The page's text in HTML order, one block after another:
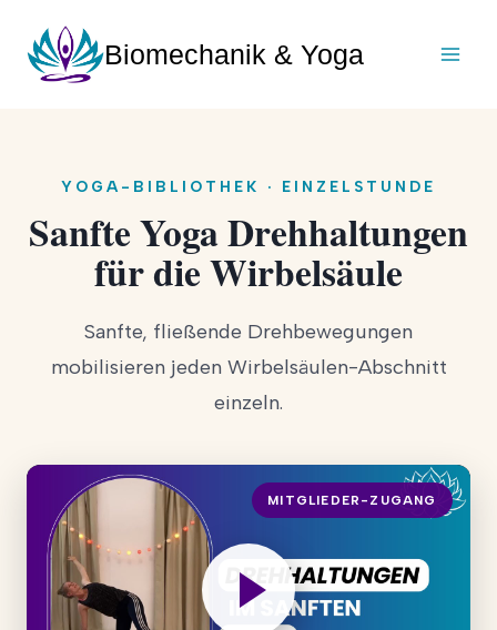
Inhalt
springen
Biomechanik & Yoga
YOGA-BIBLIOTHEK · EINZELSTUNDE
Sanfte Yoga Drehhaltungen
für die Wirbelsäule
Sanfte, fließende Drehbewegungen
mobilisieren jeden Wirbelsäulen-Abschnitt
einzeln.
MITGLIEDER-ZUGANG